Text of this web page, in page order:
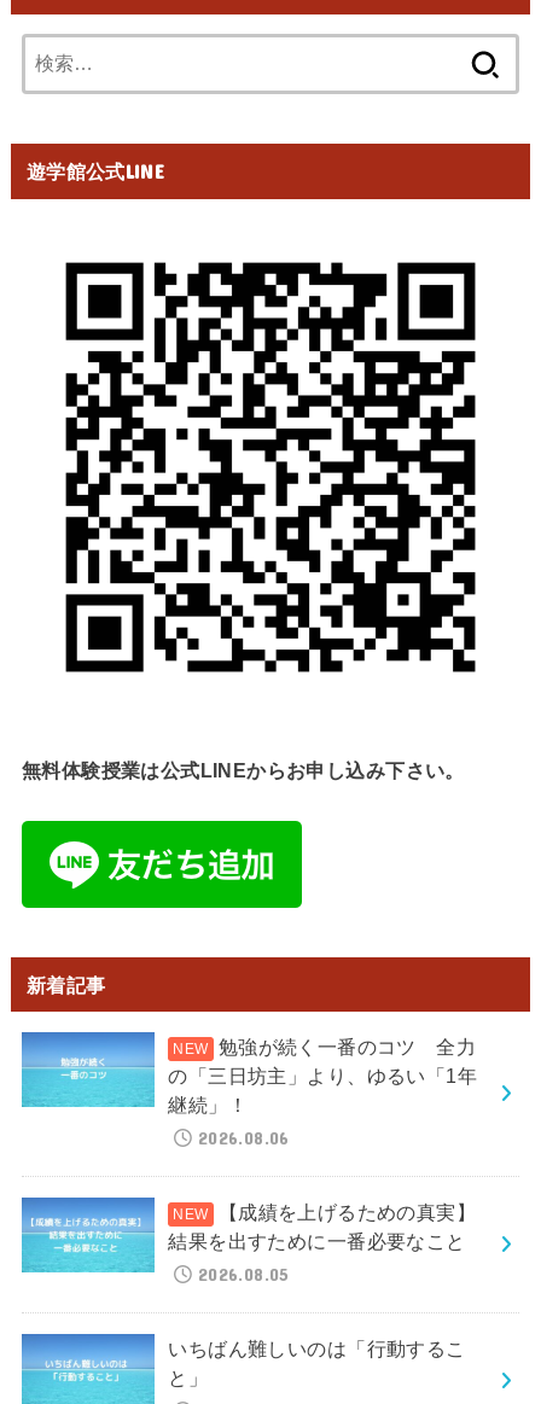
索:
遊学館公式LINE
無料体験授業は公式LINEからお申し込み下さい。
新着記事
勉強が続く一番のコツ 全力
の「三日坊主」より、ゆるい「1年
継続」！
2026.08.06
【成績を上げるための真実】
結果を出すために一番必要なこと
2026.08.05
いちばん難しいのは「行動するこ
と」